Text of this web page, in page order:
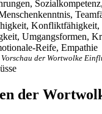
Konfliktfähigkeit,
Umgangsformen,
Reife, Empathie
Vorschau der Wortwolke
der